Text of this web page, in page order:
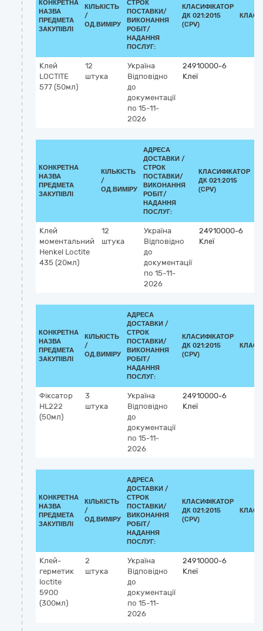
КОНКРЕТНА
НАЗВА
ПРЕДМЕТА
ЗАКУПІВЛІ
КІЛЬКІСТЬ
/
ОД.ВИМІРУ
СТРОК
ПОСТАВКИ/
ВИКОНАННЯ
РОБІТ/
НАДАННЯ
ПОСЛУГ:
КЛАСИФІКАТОР
ДК 021:2015
(CPV)
Клей
LOCTITE
577 (50мл)
12
штука
Україна
Відповідно
до
документації
по 15-11-
2026
24910000-6
Клеї
КОНКРЕТНА
НАЗВА
ПРЕДМЕТА
ЗАКУПІВЛІ
КІЛЬКІСТЬ
/
ОД.ВИМІРУ
АДРЕСА
ДОСТАВКИ /
СТРОК
ПОСТАВКИ/
ВИКОНАННЯ
РОБІТ/
НАДАННЯ
ПОСЛУГ:
КЛАСИФІКАТОР
ДК 021:2015
(CPV)
Клей
моментальний
Henkel Loctite
435 (20мл)
12
штука
Україна
Відповідно
до
документації
по 15-11-
2026
24910000-6
Клеї
КОНКРЕТНА
НАЗВА
ПРЕДМЕТА
ЗАКУПІВЛІ
КІЛЬКІСТЬ
/
ОД.ВИМІРУ
АДРЕСА
ДОСТАВКИ /
СТРОК
ПОСТАВКИ/
ВИКОНАННЯ
РОБІТ/
НАДАННЯ
ПОСЛУГ:
КЛАСИФІКАТОР
ДК 021:2015
(CPV)
Фіксатор
HL222
(50мл)
3
штука
Україна
Відповідно
до
документації
по 15-11-
2026
24910000-6
Клеї
КОНКРЕТНА
НАЗВА
ПРЕДМЕТА
ЗАКУПІВЛІ
КІЛЬКІСТЬ
/
ОД.ВИМІРУ
АДРЕСА
ДОСТАВКИ /
СТРОК
ПОСТАВКИ/
ВИКОНАННЯ
РОБІТ/
НАДАННЯ
ПОСЛУГ:
КЛАСИФІКАТОР
ДК 021:2015
(CPV)
Клей-
герметик
loctite
5900
(300мл)
2
штука
Україна
Відповідно
до
документації
по 15-11-
2026
24910000-6
Клеї